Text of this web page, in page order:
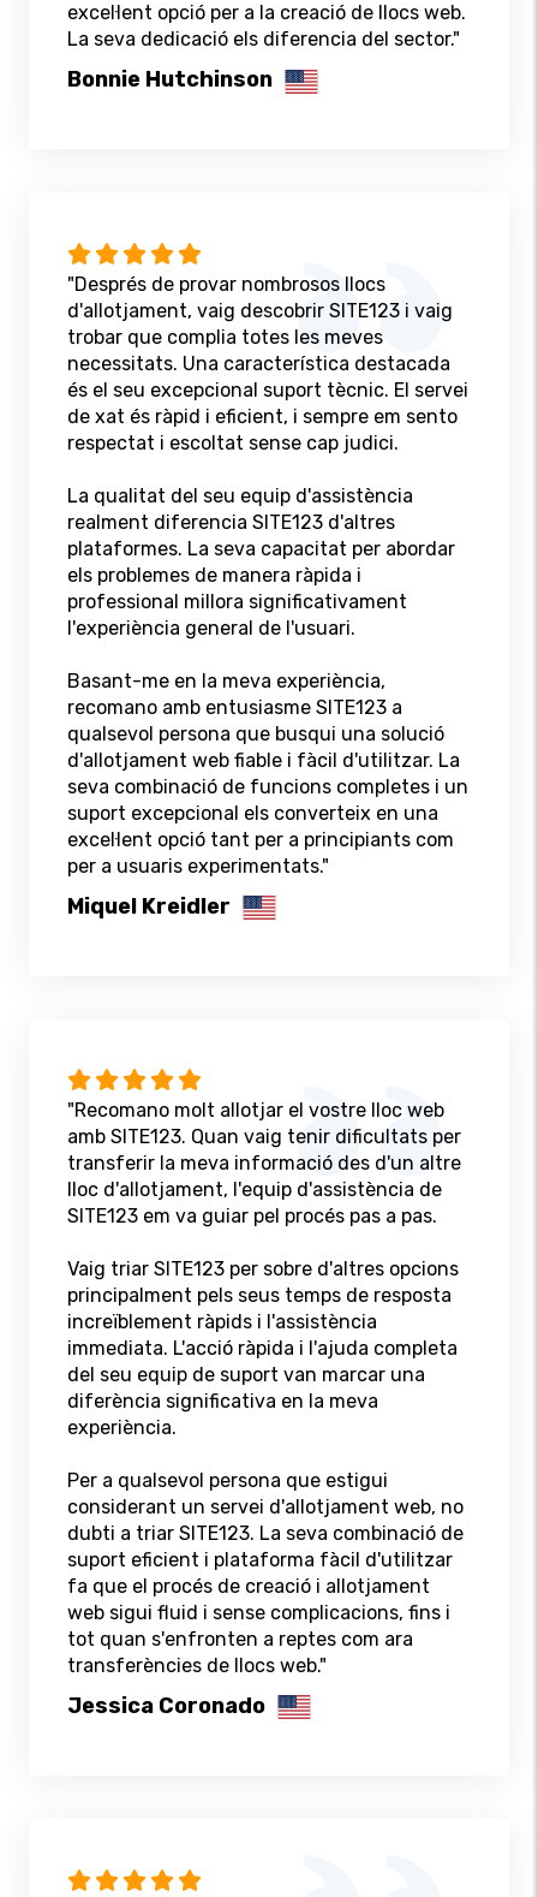
excel·lent opció per a la creació de llocs web.
La seva dedicació els diferencia del sector."
Bonnie Hutchinson
"Després de provar nombrosos llocs
d'allotjament, vaig descobrir SITE123 i vaig
trobar que complia totes les meves
necessitats. Una característica destacada
és el seu excepcional suport tècnic. El servei
de xat és ràpid i eficient, i sempre em sento
respectat i escoltat sense cap judici.
La qualitat del seu equip d'assistència
realment diferencia SITE123 d'altres
plataformes. La seva capacitat per abordar
els problemes de manera ràpida i
professional millora significativament
l'experiència general de l'usuari.
Basant-me en la meva experiència,
recomano amb entusiasme SITE123 a
qualsevol persona que busqui una solució
d'allotjament web fiable i fàcil d'utilitzar. La
seva combinació de funcions completes i un
suport excepcional els converteix en una
excel·lent opció tant per a principiants com
per a usuaris experimentats."
Miquel Kreidler
"Recomano molt allotjar el vostre lloc web
amb SITE123. Quan vaig tenir dificultats per
transferir la meva informació des d'un altre
lloc d'allotjament, l'equip d'assistència de
SITE123 em va guiar pel procés pas a pas.
Vaig triar SITE123 per sobre d'altres opcions
principalment pels seus temps de resposta
increïblement ràpids i l'assistència
immediata. L'acció ràpida i l'ajuda completa
del seu equip de suport van marcar una
diferència significativa en la meva
experiència.
Per a qualsevol persona que estigui
considerant un servei d'allotjament web, no
dubti a triar SITE123. La seva combinació de
suport eficient i plataforma fàcil d'utilitzar
fa que el procés de creació i allotjament
web sigui fluid i sense complicacions, fins i
tot quan s'enfronten a reptes com ara
transferències de llocs web."
Jessica Coronado